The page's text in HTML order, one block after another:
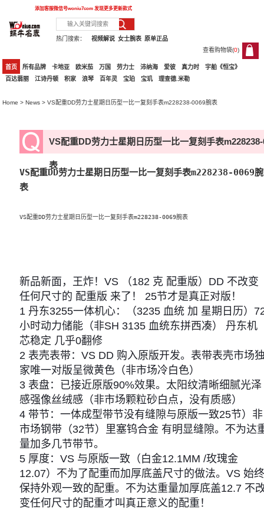
添加客服微信号woniu7com发现更多更新款式
热门搜索： 原单正品
女士腕表
视频解说
查看购物袋(0)
0
首页 所有品牌 卡地亚 欧米茄 万国 劳力士 沛纳海 爱彼 真力时
宇舶《恒宝》
百达翡丽
江诗丹顿 积家 浪琴 百年灵 宝珀 宝玑 理查德.米勒
Home >News > VS配重DD劳力士星期日历型一比一复刻手表m228238-0069腕表
VS配重DD劳力士星期日历型一比一复刻手表
表
VS配重DD劳力士星期日历型一比一复刻手表m228238-0069腕
表
VS配重DD劳力士星期日历型一比一复刻手表m228238-0069腕表
新品新面，王炸！VS （182 克 配重版）DD 不改变
任何尺寸的 配重版 来了！ 25节才是真正对版！
1 丹东3255一体机心：（3235 血统 加 星期日历）
小时动力储能（非SH 3135 血统东拼西凑） 丹东机
芯稳定 几乎0翻修
2 表壳表带：VS DD 购入原版开发。表带表壳市场
家唯一对版呈微黄色（非市场冷白色）
3 表盘：已接近原版90%效果。太阳纹清晰细腻光泽
感强像丝绒感（非市场颗粒砂白点，没有质感）
4 带节：一体成型带节没有缝隙与原版一致25节）非
市场钢带（32节）里塞钨合金 有明显缝隙。不为达
量加多几节带节。
5 厚度：VS 与原版一致（白金12.1MM /玫瑰金
12.07）不为了配重而加厚底盖尺寸的做法。VS 始
保持外观一致的配重。不为达重量加厚底盖12.7 不
变任何尺寸的配重才叫真正意义的配重！